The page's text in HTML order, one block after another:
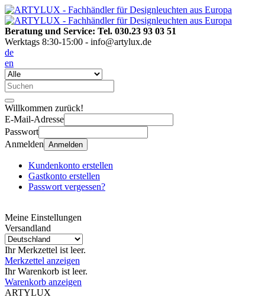
Beratung und Service: Tel. 030.23 93 03 51
Werktags 8:30-15:00 - info@artylux.de
de
en
Willkommen zurück!
E-Mail-Adresse
Passwort
Anmelden Anmelden
Kundenkonto erstellen
Gastkonto erstellen
Passwort vergessen?
Meine Einstellungen
Versandland
Ihr Merkzettel ist leer.
Merkzettel anzeigen
Ihr Warenkorb ist leer.
Warenkorb anzeigen
ARTYLUX